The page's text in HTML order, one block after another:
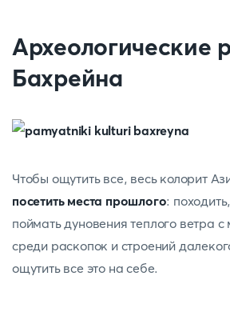
Археологические
Бахрейна
Чтобы ощутить все, весь колорит
посетить места прошлого:
поймать дуновения теплого ветра с
среди раскопок и строений
ощутить все это на себе.